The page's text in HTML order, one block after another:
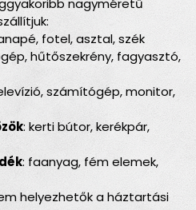
fotel, asztal, szék
hűtőszekrény, fagyasztó,
számítógép, monitor,
: kerti bútor, kerékpár,
: faanyag, fém elemek,
helyezhetők a háztartási